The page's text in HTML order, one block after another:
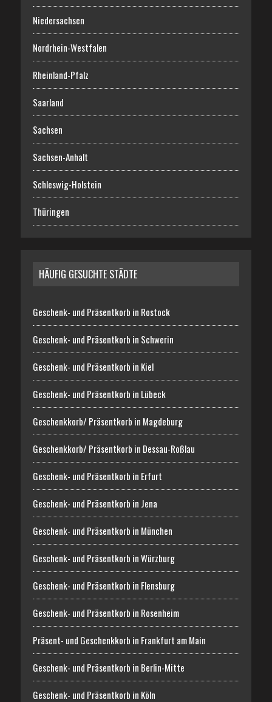
Niedersachsen
Nordrhein-Westfalen
Rheinland-Pfalz
Saarland
Sachsen
Sachsen-Anhalt
Schleswig-Holstein
Thüringen
HÄUFIG GESUCHTE STÄDTE
Geschenk- und Präsentkorb in Rostock
Geschenk- und Präsentkorb in Schwerin
Geschenk- und Präsentkorb in Kiel
Geschenk- und Präsentkorb in Lübeck
Geschenkkorb/ Präsentkorb in Magdeburg
Geschenkkorb/ Präsentkorb in Dessau-Roßlau
Geschenk- und Präsentkorb in Erfurt
Geschenk- und Präsentkorb in Jena
Geschenk- und Präsentkorb in München
Geschenk- und Präsentkorb in Würzburg
Geschenk- und Präsentkorb in Flensburg
Geschenk- und Präsentkorb in Rosenheim
Präsent- und Geschenkkorb in Frankfurt am Main
Geschenk- und Präsentkorb in Berlin-Mitte
Geschenk- und Präsentkorb in Köln